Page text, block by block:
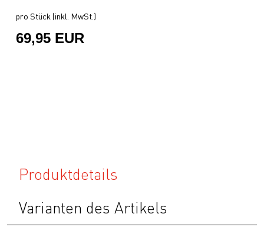
pro Stück (inkl. MwSt.)
69,95 EUR
Produktdetails
Varianten des Artikels